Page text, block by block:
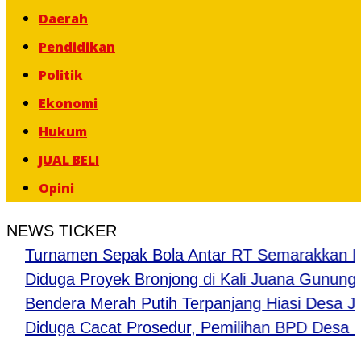
Daerah
Pendidikan
Politik
Ekonomi
Hukum
JUAL BELI
Opini
NEWS TICKER
Sepak Bola Antar RT Semarakkan
Proyek Bronjong di Kali Juana Gunung
Merah Putih Terpanjang Hiasi Desa Jejeg
Cacat Prosedur, Pemilihan BPD Desa